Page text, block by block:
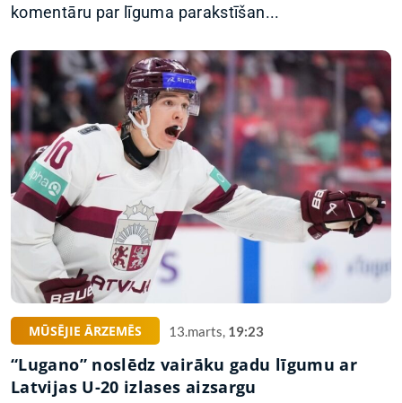
komentāru par līguma parakstīšan...
MŪSĒJIE ĀRZEMĒS 13.marts, 19:23
“Lugano” noslēdz vairāku gadu līgumu ar
Latvijas U-20 izlases aizsargu